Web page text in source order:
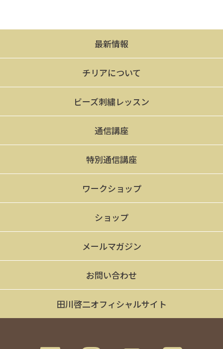
最新情報
チリアについて
ビーズ刺繍レッスン
通信講座
特別通信講座
ワークショップ
ショップ
メールマガジン
お問い合わせ
田川啓二オフィシャルサイト